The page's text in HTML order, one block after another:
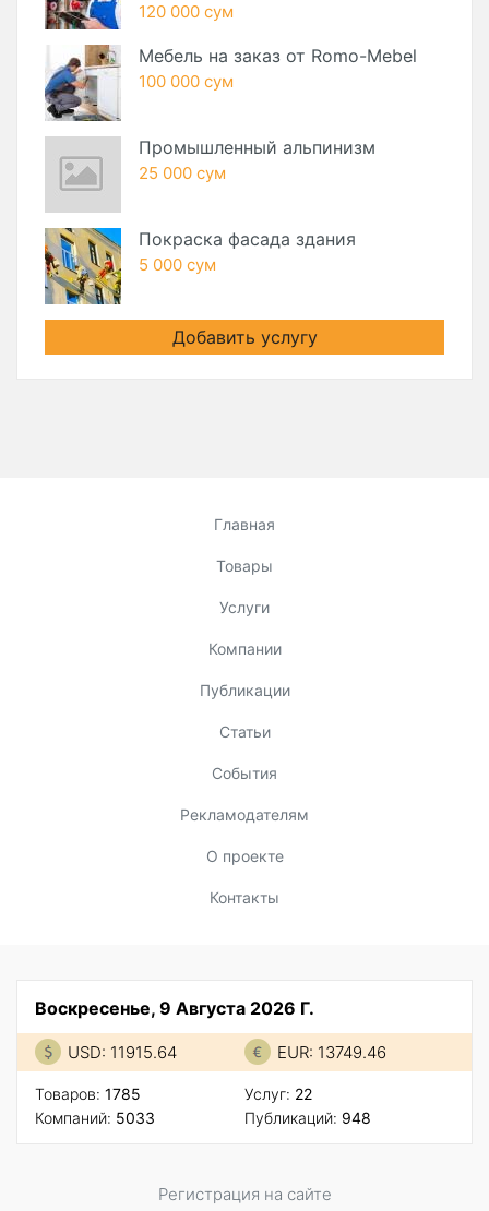
120 000 сум
Мебель на заказ от Romo-Mebel
100 000 сум
Промышленный альпинизм
25 000 сум
Покраска фасада здания
5 000 сум
Добавить услугу
Главная
Товары
Услуги
Компании
Публикации
Статьи
События
Рекламодателям
О проекте
Контакты
Воскресенье, 9 Августа 2026 Г.
USD: 11915.64 EUR: 13749.46
Товаров: 1785
Компаний: 5033
Услуг: 22
Публикаций: 948
Регистрация на сайте